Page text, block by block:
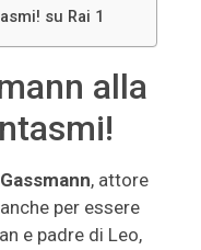
su Rai 1
alla
, attore
per essere
e padre di Leo,